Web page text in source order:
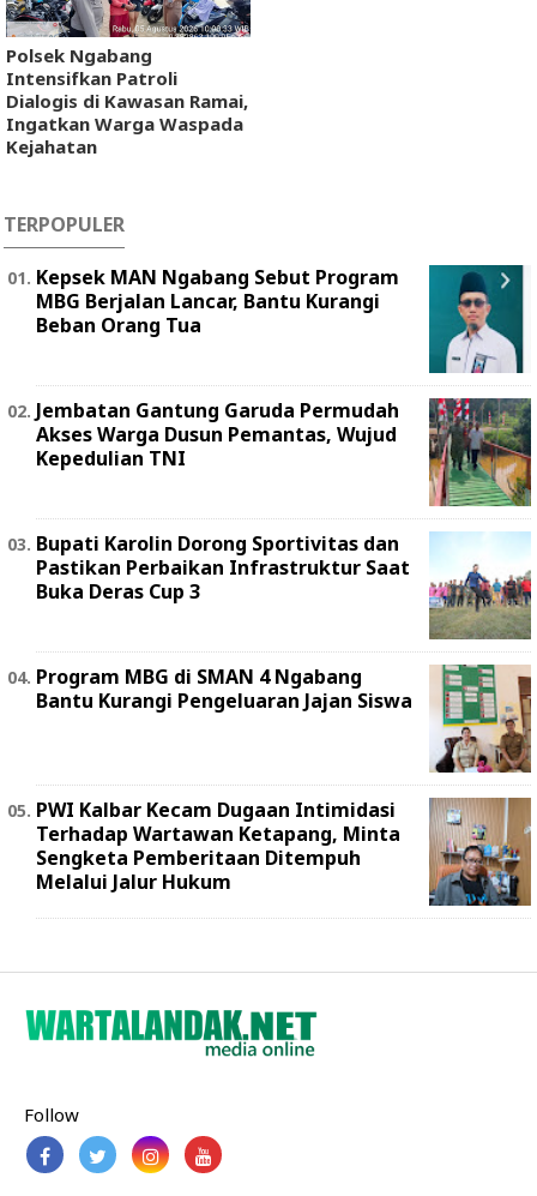
Polsek Ngabang
Intensifkan Patroli
Dialogis di Kawasan Ramai,
Ingatkan Warga Waspada
Kejahatan
TERPOPULER
Kepsek MAN Ngabang Sebut Program
MBG Berjalan Lancar, Bantu Kurangi
Beban Orang Tua
Jembatan Gantung Garuda Permudah
Akses Warga Dusun Pemantas, Wujud
Kepedulian TNI
Bupati Karolin Dorong Sportivitas dan
Pastikan Perbaikan Infrastruktur Saat
Buka Deras Cup 3
Program MBG di SMAN 4 Ngabang
Bantu Kurangi Pengeluaran Jajan Siswa
PWI Kalbar Kecam Dugaan Intimidasi
Terhadap Wartawan Ketapang, Minta
Sengketa Pemberitaan Ditempuh
Melalui Jalur Hukum
Follow